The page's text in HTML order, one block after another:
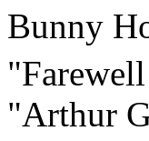
Bunny
"Arthur